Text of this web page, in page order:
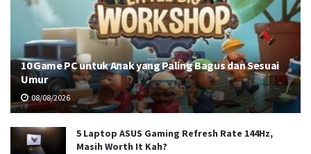
10 Game PC untuk Anak yang Paling Bagus dan Sesuai
Umur
08/08/2026
5 Laptop ASUS Gaming Refresh Rate 144Hz,
Masih Worth It Kah?